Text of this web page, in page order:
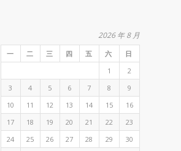
2026 年 8 月
一 二 三 四 五 六
日
1
2
3
4 5 6 7 8
9
10
11 12 13 14 15
16
17
18 19 20 21 22
23
24
25 26 27 28 29
30